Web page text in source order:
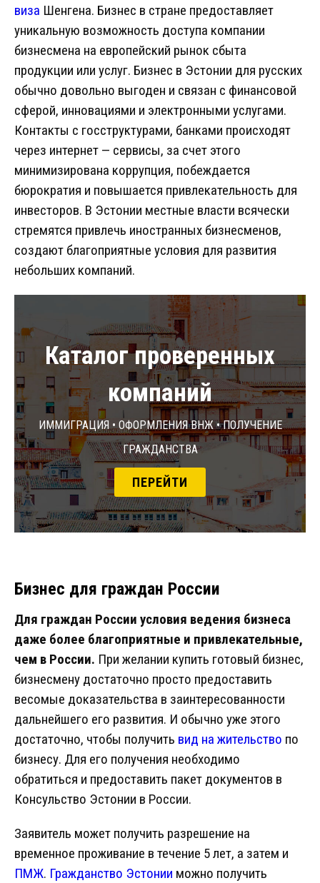
виза Шенгена. Бизнес в стране предоставляет
уникальную возможность доступа компании
бизнесмена на европейский рынок сбыта
продукции или услуг. Бизнес в Эстонии для русских
обычно довольно выгоден и связан с финансовой
сферой, инновациями и электронными услугами.
Контакты с госструктурами, банками происходят
через интернет — сервисы, за счет этого
минимизирована коррупция, побеждается
бюрократия и повышается привлекательность для
инвесторов. В Эстонии местные власти всячески
стремятся привлечь иностранных бизнесменов,
создают благоприятные условия для развития
небольших компаний.
Каталог проверенных
компаний
Иммиграция • Оформления ВНЖ • Получение
гражданства
ПЕРЕЙТИ
Бизнес для граждан России
Для граждан России условия ведения бизнеса
даже более благоприятные и привлекательные,
чем в России. При желании купить готовый бизнес,
бизнесмену достаточно просто предоставить
весомые доказательства в заинтересованности
дальнейшего его развития. И обычно уже этого
достаточно, чтобы получить вид на жительство по
бизнесу. Для его получения необходимо
обратиться и предоставить пакет документов в
Консульство Эстонии в России.
Заявитель может получить разрешение на
временное проживание в течение 5 лет, а затем и
ПМЖ. Гражданство Эстонии можно получить